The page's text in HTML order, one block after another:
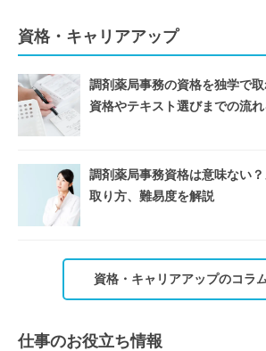
資格・キャリアアップ
調剤薬局事務の資格を独学で
資格やテキスト選びまでの流
調剤薬局事務資格は意味ない
取り方、難易度を解説
資格・キャリアアップのコラ
仕事のお役立ち情報